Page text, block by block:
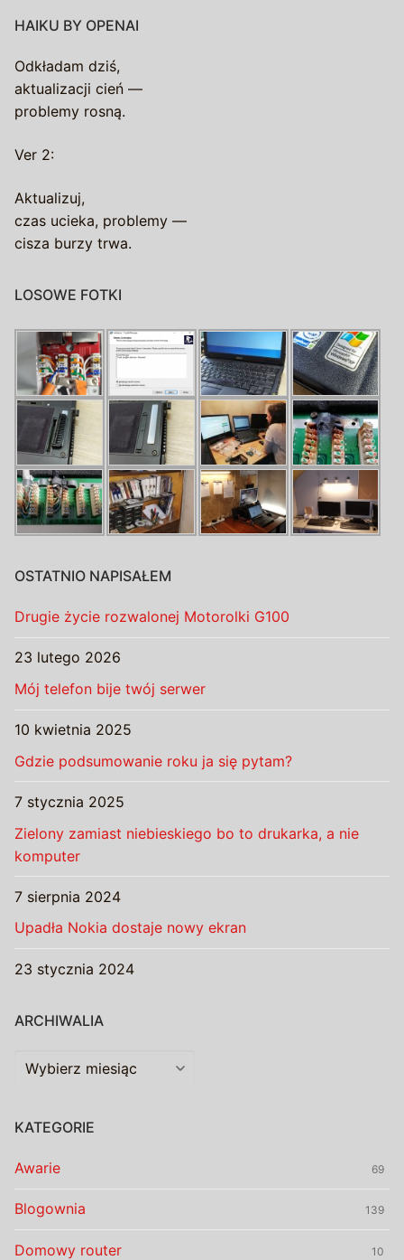
HAIKU BY OPENAI
Odkładam dziś,
aktualizacji cień —
problemy rosną.
Ver 2:
Aktualizuj,
czas ucieka, problemy —
cisza burzy trwa.
LOSOWE FOTKI
OSTATNIO NAPISAŁEM
Drugie życie rozwalonej Motorolki G100
23 lutego 2026
Mój telefon bije twój serwer
10 kwietnia 2025
Gdzie podsumowanie roku ja się pytam?
7 stycznia 2025
Zielony zamiast niebieskiego bo to drukarka, a nie
komputer
7 sierpnia 2024
Upadła Nokia dostaje nowy ekran
23 stycznia 2024
ARCHIWALIA
Archiwalia
KATEGORIE
Awarie 69
Blogownia 139
Domowy router 10